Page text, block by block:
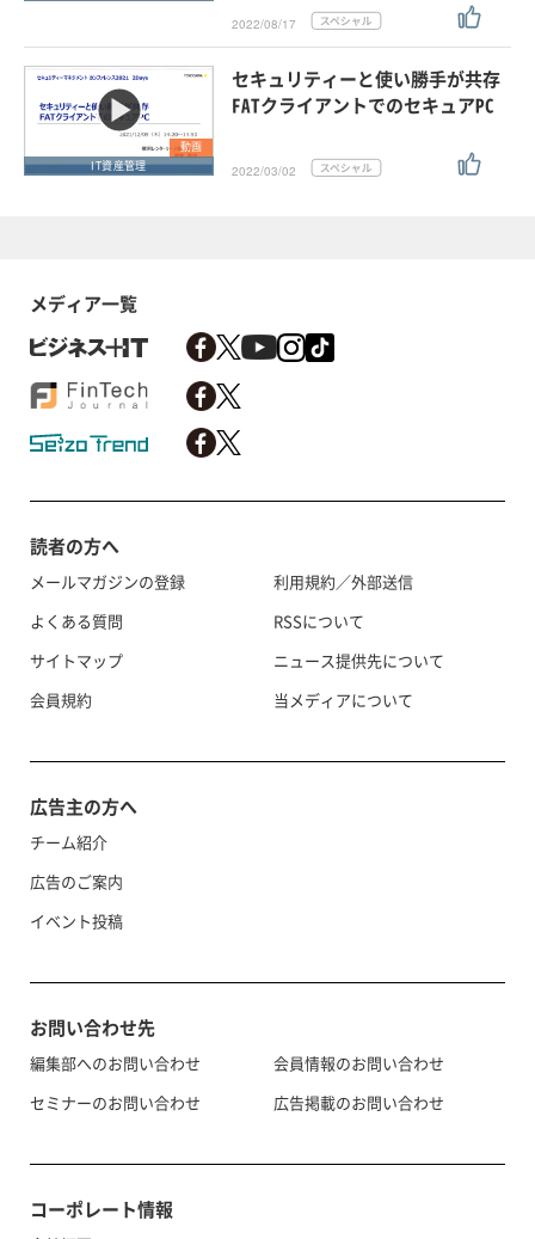
2022/08/17
動画
IT資産管理
セキュリティーと使い勝手が共存
FATクライアントでのセキュアPC
2022/03/02
メディア一覧
読者の方へ
メールマガジンの登録
よくある質問
サイトマップ
会員規約
利用規約／外部送信
RSSについて
ニュース提供先について
当メディアについて
広告主の方へ
チーム紹介
広告のご案内
イベント投稿
お問い合わせ先
編集部へのお問い合わせ
セミナーのお問い合わせ
会員情報のお問い合わせ
広告掲載のお問い合わせ
コーポレート情報